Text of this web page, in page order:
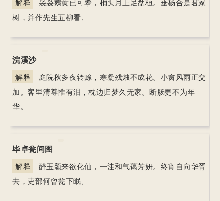
树，并作先生五柳看。
浣溪沙
解释
庭院秋多夜转赊，寒凝残烛不成花。小窗风雨正交
加。客里清尊惟有泪，枕边归梦久无家。断肠更不为年
华。
毕卓瓮间图
解释
醉玉颓来欲化仙，一洼和气蔼芳妍。终宵自向华胥
去，吏部何曾瓮下眠。